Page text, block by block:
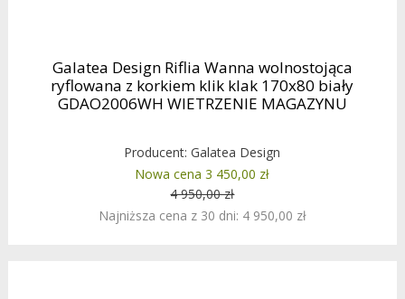
Galatea Design Riflia Wanna wolnostojąca
ryflowana z korkiem klik klak 170x80 biały
GDAO2006WH WIETRZENIE MAGAZYNU
Producent:Galatea Design
Nowa cena 3 450,00 zł
4 950,00 zł
Najniższa cena z 30 dni: 4 950,00 zł